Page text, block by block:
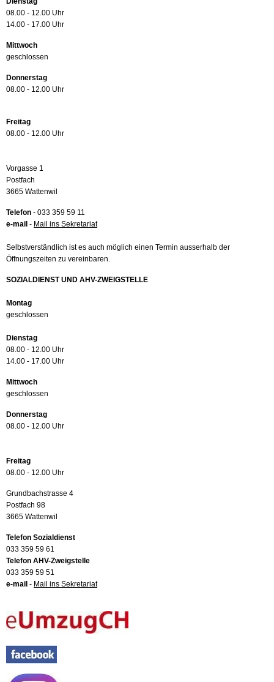
08.00 - 12.00 Uhr
14.00 - 17.00 Uhr
Mittwoch
geschlossen
Donnerstag
08.00 - 12.00 Uhr
Freitag
08.00 - 12.00 Uhr
Vorgasse 1
Postfach
3665 Wattenwil
Telefon - 033 359 59 11
e-mail - Mail ins Sekretariat
Selbstverständlich ist es auch möglich einen Termin ausserhalb der
Öffnungszeiten zu vereinbaren.
SOZIALDIENST UND AHV-ZWEIGSTELLE
Montag
geschlossen
Dienstag
08.00 - 12.00 Uhr
14.00 - 17.00 Uhr
Mittwoch
geschlossen
Donnerstag
08.00 - 12.00 Uhr
Freitag
08.00 - 12.00 Uhr
Grundbachstrasse 4
Postfach 98
3665 Wattenwil
Telefon Sozialdienst
033 359 59 61
Telefon AHV-Zweigstelle
033 359 59 51
e-mail - Mail ins Sekretariat